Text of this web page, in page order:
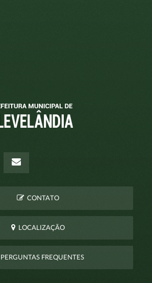
CONTATO
LOCALIZAÇÃO
PERGUNTAS FREQUENTES